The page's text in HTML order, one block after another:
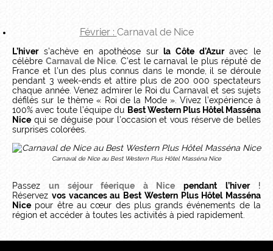
Février : Carnaval de Nice
L’hivers’achève en apothéose sur la Côte d’Azuravec le
célèbre Carnaval de Nice. C’est le carnaval le plus réputé de
France et l’un des plus connus dans le monde, il se déroule
pendant 3 week-ends et attire plus de 200 000 spectateurs
chaque année. Venez admirer le Roi du Carnaval et ses sujets
défilés sur le thème « Roi de la Mode ». Vivez l’expérience à
100% avec toute l’équipe du Best Western Plus Hôtel Masséna
Nice qui se déguise pour l’occasion et vous réserve de belles
surprises colorées.
Carnaval de Nice au Best Western Plus Hôtel Masséna Nice
Passezun séjour féerique à Nice pendant l’hiver!
Réservez vos vacances au Best Western Plus Hôtel Masséna
Nice pour être au cœur des plus grands événements de la
région et accéder à toutes les activités à pied rapidement.